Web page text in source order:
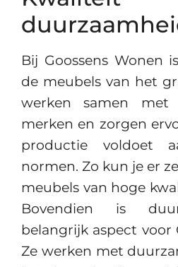
Bij Goossens Wonen
de meubels van het
werken samen met
merken en zorgen
productie voldoet
normen. Zo kun je er
meubels van hoge
Bovendien is
belangrijk aspect voor
Ze werken met